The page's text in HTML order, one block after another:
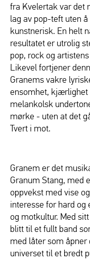
fra Kvelertak var det
lag av pop-teft uten
kunstnerisk. En helt
resultatet er utrolig
pop, rock og
Likevel fortjener
Granems vakre
ensomhet, kjærlighet
melankolsk
mørke - uten at det
Tvert i mot.
Granem er det
Granum Stang, med
oppvekst med vise
interesse for hard
og motkultur. Med
blitt til et fullt band
med låter som
universet til et bredt